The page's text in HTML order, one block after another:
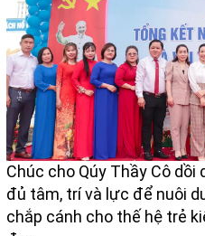
Chúc cho Qúy Thầy Cô dồi
đủ tâm, trí và lực để nuôi
chắp cánh cho thế hệ trẻ